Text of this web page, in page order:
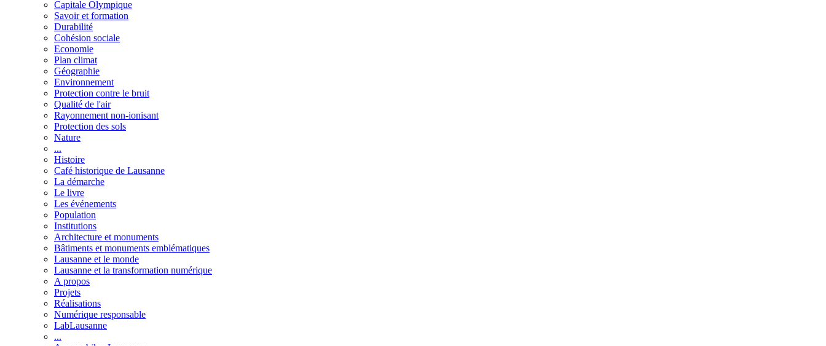
Capitale Olympique
Savoir et formation
Durabilité
Cohésion sociale
Economie
Plan climat
Géographie
Environnement
Protection contre le bruit
Qualité de l'air
Rayonnement non-ionisant
Protection des sols
Nature
...
Histoire
Café historique de Lausanne
La démarche
Le livre
Les événements
Population
Institutions
Architecture et monuments
Bâtiments et monuments emblématiques
Lausanne et le monde
Lausanne et la transformation numérique
A propos
Projets
Réalisations
Numérique responsable
LabLausanne
...